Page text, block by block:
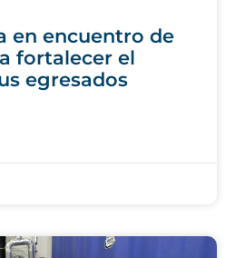
en encuentro de
fortalecer el
egresados